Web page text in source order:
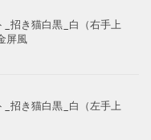
招き猫白黒_白（右手上
屏風
招き猫白黒_白（左手上